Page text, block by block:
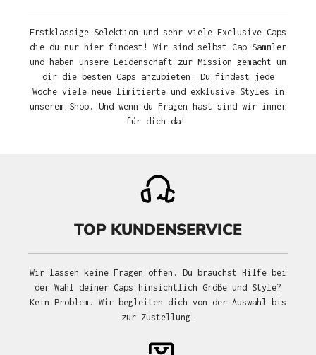
Erstklassige Selektion und sehr viele Exclusive Caps
die du nur hier findest! Wir sind selbst Cap Sammler
und haben unsere Leidenschaft zur Mission gemacht um
dir die besten Caps anzubieten. Du findest jede
Woche viele neue limitierte und exklusive Styles in
unserem Shop. Und wenn du Fragen hast sind wir immer
für dich da!
TOP KUNDENSERVICE
Wir lassen keine Fragen offen. Du brauchst Hilfe bei
der Wahl deiner Caps hinsichtlich Größe und Style?
Kein Problem. Wir begleiten dich von der Auswahl bis
zur Zustellung.